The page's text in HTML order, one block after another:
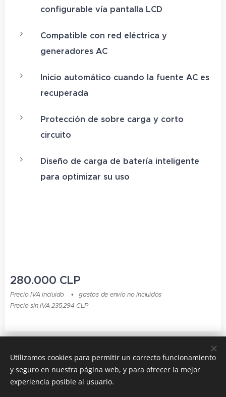
configurable vía pantalla LCD
Compatible con red eléctrica y
generadores AC
Inicio automático cuando la fuente AC es
recuperada
Protección de sobre carga y corto
circuito
Diseño de carga de batería inteligente
para optimizar su uso
280.000 CLP
Precio IVA incluido
gastos de envío no incluidos
Precio sin IVA 235.294 CLP
© 2015 - 2024 Todos los derechos reservados
CURISOL es una marcha registrada
Cookies
Utilizamos cookies para permitir un correcto funcionamiento
y seguro en nuestra página web, y para ofrecer la mejor
experiencia posible al usuario.